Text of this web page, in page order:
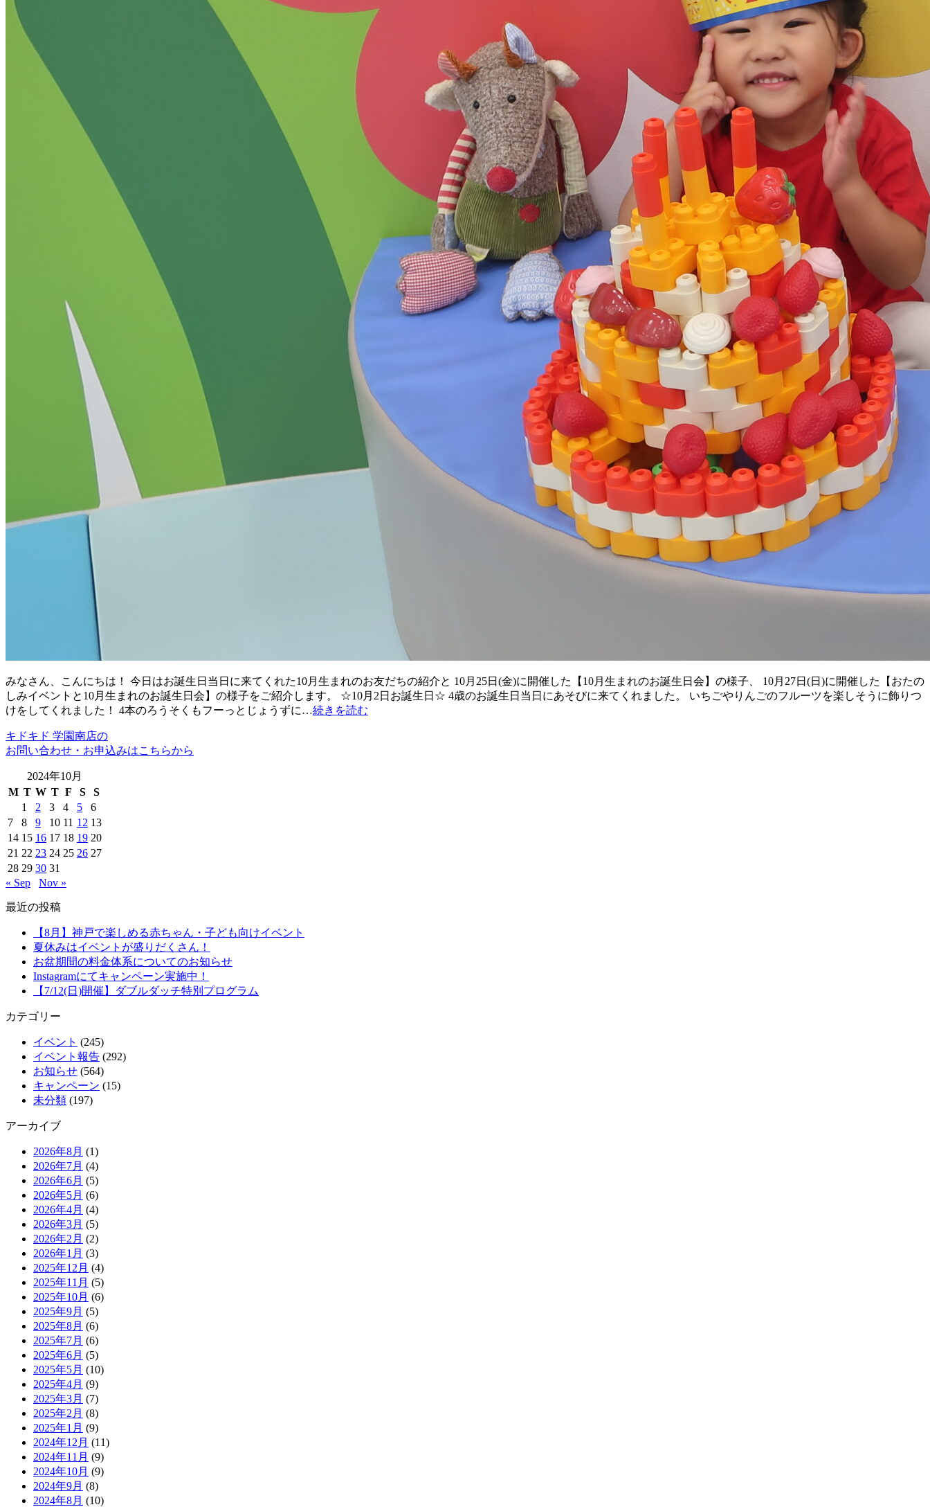
みなさん、こんにちは！ 今日はお誕生日当日に来てくれた10月生まれのお友だちの紹介と 10月25日(金)に開催した【10月生まれのお誕生日会】の様子、 10月27日(日)に開催した【おたの
しみイベントと10月生まれのお誕生日会】の様子をご紹介します。 ☆10月2日お誕生日☆ 4歳のお誕生日当日にあそびに来てくれました。 いちごやりんごのフルーツを楽しそうに飾りつ
けをしてくれました！ 4本のろうそくもフーっとじょうずに…続きを読む
キドキド 学園南店の
お問い合わせ・お申込みはこちらから
2024年10月
M T W T F S
S
1
2 3 4 5
6
7
8 9 10 11 12 13
14 15 16 17 18 19 20
21 22 23 24 25 26 27
28 29 30 31
« Sep
Nov »
最近の投稿
【8月】神戸で楽しめる赤ちゃん・子ども向けイベント
夏休みはイベントが盛りだくさん！
お盆期間の料金体系についてのお知らせ
Instagramにてキャンペーン実施中！
【7/12(日)開催】ダブルダッチ特別プログラム
カテゴリー
イベント (245)
イベント報告 (292)
お知らせ (564)
キャンペーン (15)
未分類 (197)
アーカイブ
2026年8月 (1)
2026年7月 (4)
2026年6月 (5)
2026年5月 (6)
2026年4月 (4)
2026年3月 (5)
2026年2月 (2)
2026年1月 (3)
2025年12月 (4)
2025年11月 (5)
2025年10月 (6)
2025年9月 (5)
2025年8月 (6)
2025年7月 (6)
2025年6月 (5)
2025年5月 (10)
2025年4月 (9)
2025年3月 (7)
2025年2月 (8)
2025年1月 (9)
2024年12月 (11)
2024年11月 (9)
2024年10月 (9)
2024年9月 (8)
2024年8月 (10)